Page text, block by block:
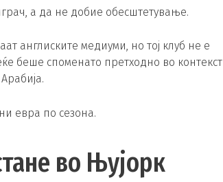
а да не добие обесштетување.
англиските медиуми, но тој клуб не е
беше споменато претходно во контекст
евра по сезона.
во Њујорк